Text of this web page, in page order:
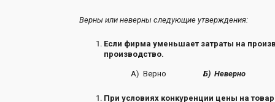
Верны или неверны следующие утверждения:
Если фирма уменьшает затраты на
производство.
А) Верно Б) Неверно
При условиях конкуренции цены на